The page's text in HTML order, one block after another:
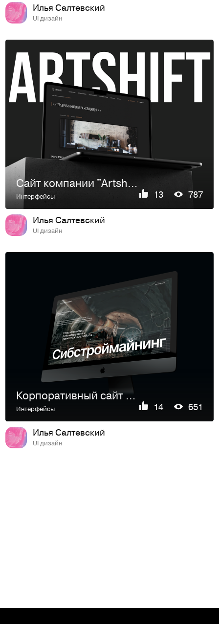
Илья Салтевский
UI дизайн
Сайт компании "Artshift"
Интерфейсы 13 787
Илья Салтевский
UI дизайн
Корпоративный сайт для строительной компании
Интерфейсы 14 651
Илья Салтевский
UI дизайн